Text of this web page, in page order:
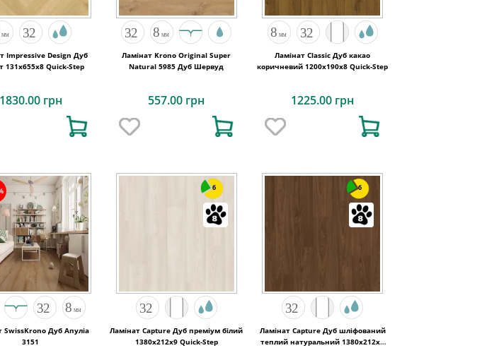
Impressive Design Дуб
131х655x8 Quick-Step
1830.00 грн
Ламінат Krono Original Super
Natural 5985 Дуб Шервуд
557.00 грн
Ламінат Classic Дуб какао
коричневий 1200х190x8 Quick-Step
1225.00 грн
SwissKrono Дуб Апуліа
3151
6
Ламінат Capture Дуб преміум білий
1380х212x9 Quick-Step
6
Ламінат Capture Дуб шліфований
теплий натуральний 1380х212x9